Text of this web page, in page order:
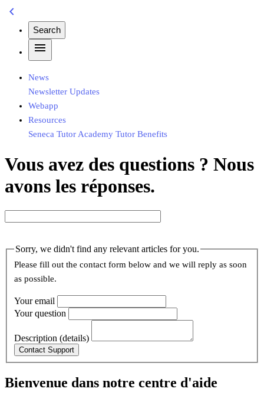
chevron_left
Search
menu
News
Newsletter Updates
Webapp
Resources
Seneca Tutor Academy Tutor Benefits
Vous avez des questions ? Nous
avons les réponses.
Sorry, we didn't find any relevant articles for you.
Please fill out the contact form below and we will reply as soon
as possible.
Your email
Your question
Description (details)
Bienvenue dans notre centre d'aide